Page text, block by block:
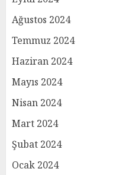
Ağustos 2024
Temmuz 2024
Haziran 2024
Mayıs 2024
Nisan 2024
Mart 2024
Şubat 2024
Ocak 2024